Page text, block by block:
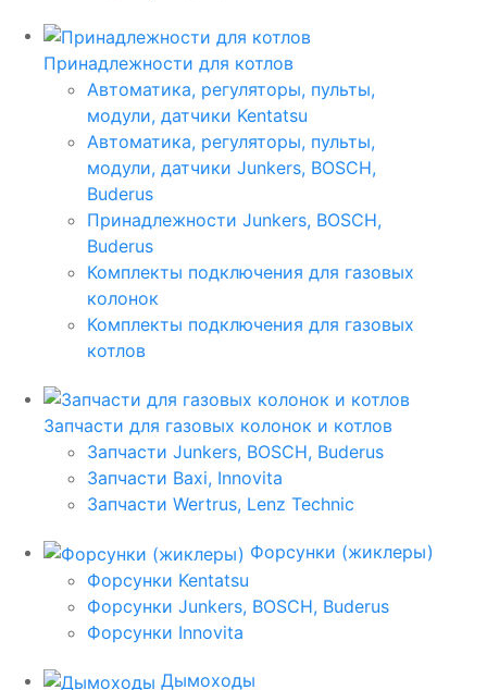
Принадлежности для котлов
Автоматика, регуляторы, пульты,
модули, датчики Kentatsu
Автоматика, регуляторы, пульты,
модули, датчики Junkers, BOSCH,
Buderus
Принадлежности Junkers, BOSCH,
Buderus
Комплекты подключения для газовых
колонок
Комплекты подключения для газовых
котлов
Запчасти для газовых колонок и котлов
Запчасти Junkers, BOSCH, Buderus
Запчасти Baxi, Innovita
Запчасти Wertrus, Lenz Technic
Форсунки (жиклеры)
Форсунки Kentatsu
Форсунки Junkers, BOSCH, Buderus
Форсунки Innovita
Дымоходы